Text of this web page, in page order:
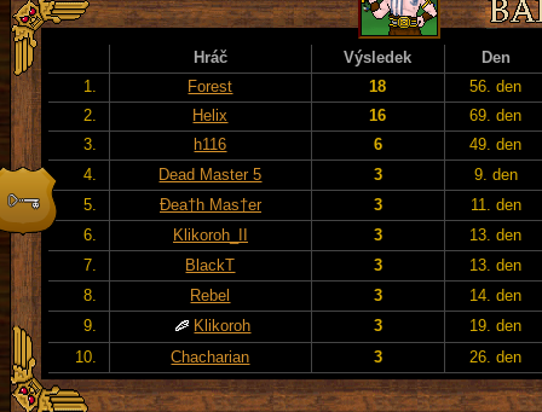
Hráč Výsledek
Den
1.
Forest 18
56. den
2.
Helix 16
69. den
3.
h116 6
49. den
4.
Dead Master 5 3
9. den
5.
Đea†h Mas†er 3
11. den
6.
Klikoroh_II 3
13. den
7.
BlackT 3
13. den
8.
Rebel 3
14. den
9.
Klikoroh 3
19. den
10.
Chacharian 3 26. den